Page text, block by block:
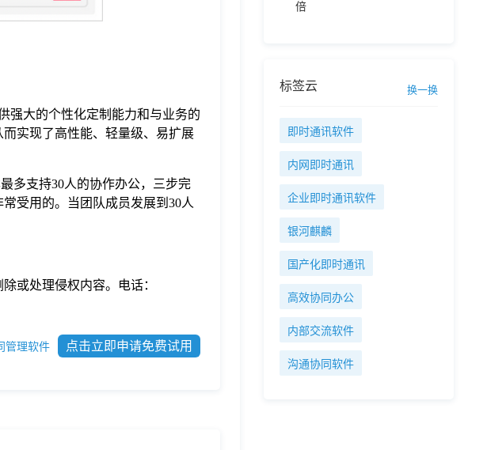
强大的个性化定制能力和与业务的
实现了高性能、轻量级、易扩展
多支持30人的协作办公，三步完
受用的。当团队成员发展到30人
或处理侵权内容。电话：
管理软件 点击立即申请免费试用
倍
标签云 换一换
即时通讯软件
内网即时通讯
企业即时通讯软件
银河麒麟
国产化即时通讯
高效协同办公
内部交流软件
沟通协同软件